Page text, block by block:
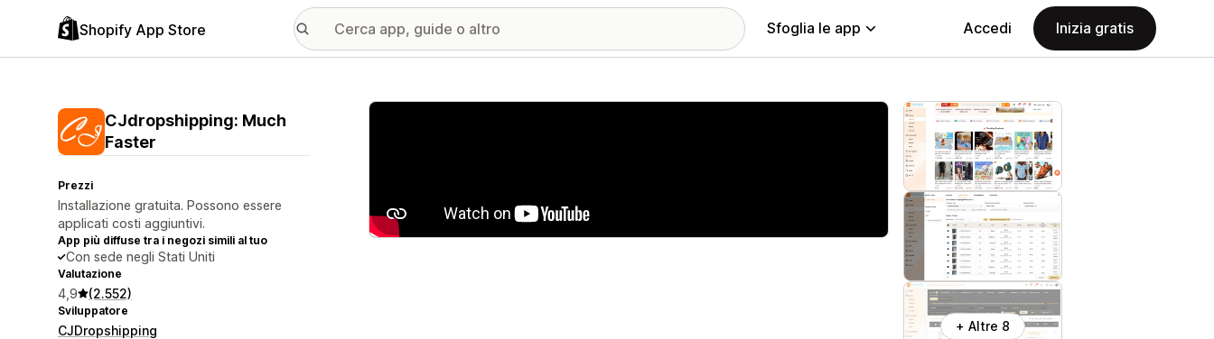
Shopify App Store Sfoglia le app Accedi Inizia gratis
CJdropshipping: Much
Faster
Prezzi
Installazione gratuita. Possono essere
applicati costi aggiuntivi.
App più diffuse tra i negozi simili al tuo
Con sede negli Stati Uniti
Valutazione
4,9 (2.552)
Sviluppatore
CJDropshipping
Galleria immagini in evidenza
+ Altre 8